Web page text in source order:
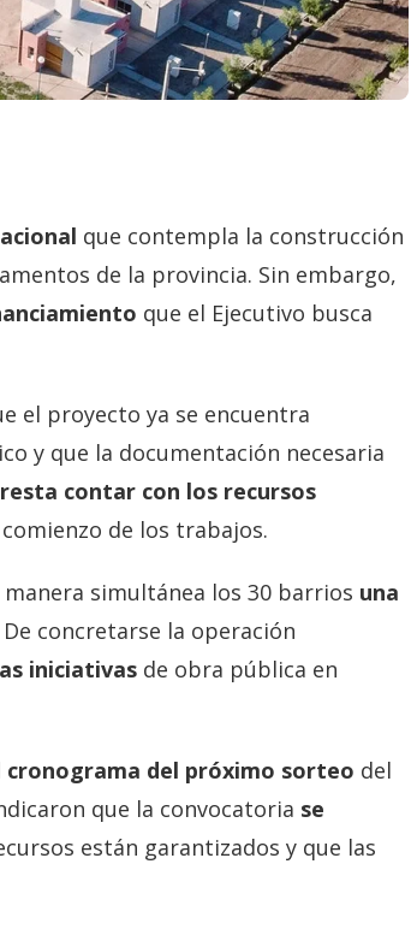
que contempla la construcción
de la provincia. Sin embargo,
que el Ejecutivo busca
el proyecto ya se encuentra
y que la documentación necesaria
contar con los recursos
de los trabajos.
simultánea los 30 barrios una
De concretarse la operación
iniciativas de obra pública en
cronograma del próximo sorteo del
que la convocatoria se
están garantizados y que las